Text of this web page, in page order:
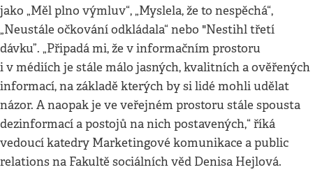
jako „Měl plno výmluv“, „Myslela, že to nespěchá“,
„Neustále očkování odkládala“ nebo "Nestihl třetí
dávku”. „Připadá mi, že v informačním prostoru
i v médiích je stále málo jasných, kvalitních a ověřených
informací, na základě kterých by si lidé mohli udělat
názor. A naopak je ve veřejném prostoru stále spousta
dezinformací a postojů na nich postavených,“ říká
vedoucí katedry Marketingové komunikace a public
relations na Fakultě sociálních věd Denisa Hejlová.